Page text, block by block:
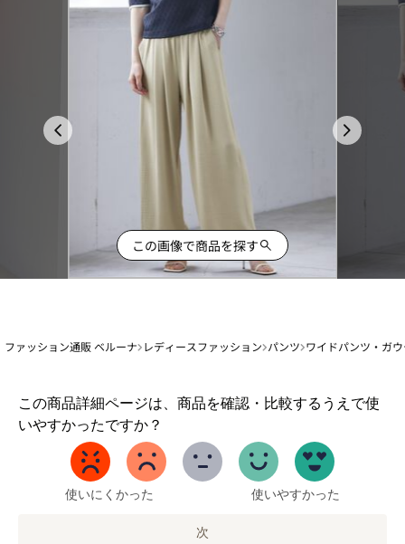
この画像で商品を探す
ファッション通販 ベルーナ レディースファッション パンツ ワイドパンツ・ガ
この商品詳細ページは、商品を確認・比較するうえで使
いやすかったですか？
1
か
使いにくかった 使いやすかった
次